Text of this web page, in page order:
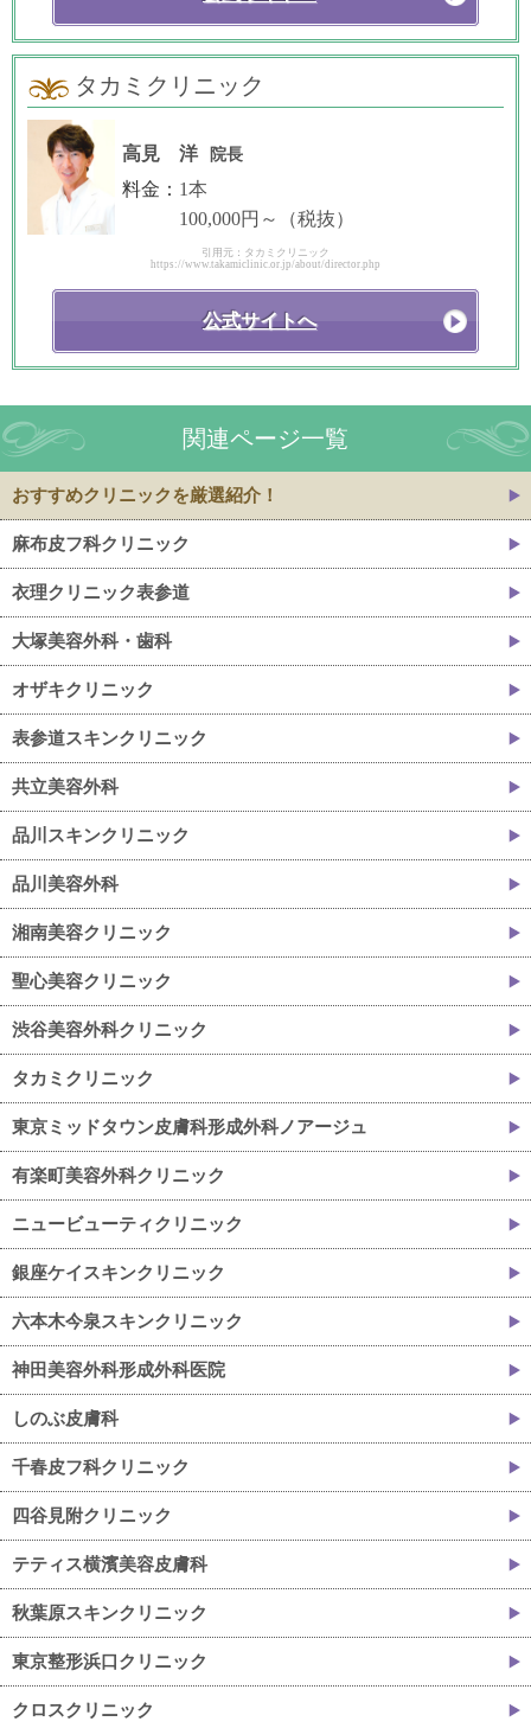
タカミクリニック
高見 洋 院長
料金： 1本
100,000円～（税抜）
引用元：タカミクリニック
https://www.takamiclinic.or.jp/about/director.php
公式サイトへ
関連ページ一覧
おすすめクリニックを厳選紹介！
麻布皮フ科クリニック
衣理クリニック表参道
大塚美容外科・歯科
オザキクリニック
表参道スキンクリニック
共立美容外科
品川スキンクリニック
品川美容外科
湘南美容クリニック
聖心美容クリニック
渋谷美容外科クリニック
タカミクリニック
東京ミッドタウン皮膚科形成外科ノアージュ
有楽町美容外科クリニック
ニュービューティクリニック
銀座ケイスキンクリニック
六本木今泉スキンクリニック
神田美容外科形成外科医院
しのぶ皮膚科
千春皮フ科クリニック
四谷見附クリニック
テティス横濱美容皮膚科
秋葉原スキンクリニック
東京整形浜口クリニック
クロスクリニック